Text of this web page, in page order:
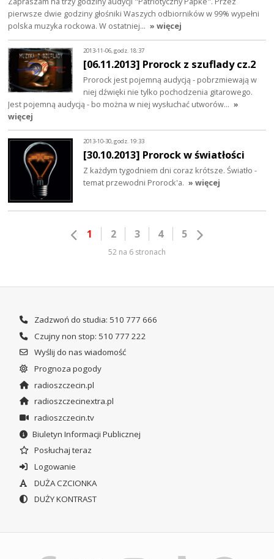
pierwsze dwie godziny głośniki Waszych odbiorników w 99% wypełni
polska muzyka rockowa. W ostatniej… » więcej
2013-11-06, godz. 18:37
[06.11.2013] Prorock z szuflady cz.2
Prorock jest pojemną audycją - pobrzmiewają w
niej dźwięki nie tylko pochodzenia gitarowego.
Jest pojemną audycją - bo można w niej wysłuchać utworów… »
więcej
2013-10-30, godz. 19:33
[30.10.2013] Prorock w światłości
Z każdym tygodniem dni coraz krótsze. Światło -
temat przewodni Prorock'a. » więcej
1 2 3 4 5
52 na 6 stronach
Zadzwoń do studia: 510 777 666
Czujny non stop: 510 777 222
Wyślij do nas wiadomość
Prognoza pogody
radioszczecin.pl
radioszczecinextra.pl
radioszczecin.tv
Biuletyn Informacji Publicznej
Posłuchaj teraz
Logowanie
DUŻA CZCIONKA
DUŻY KONTRAST